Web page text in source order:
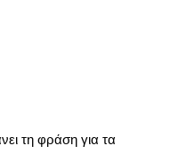
τη φράση για τα